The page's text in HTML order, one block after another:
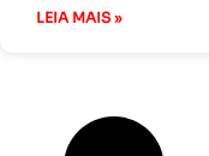
LEIA MAIS »